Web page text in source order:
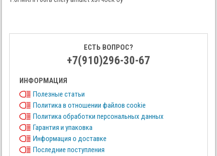
ЕСТЬ ВОПРОС?
+7(910)296-30-67
ИНФОРМАЦИЯ
Полезные статьи
Политика в отношении файлов cookie
Политика обработки персональных данных
Гарантия и упаковка
Информация о доставке
Последние поступления